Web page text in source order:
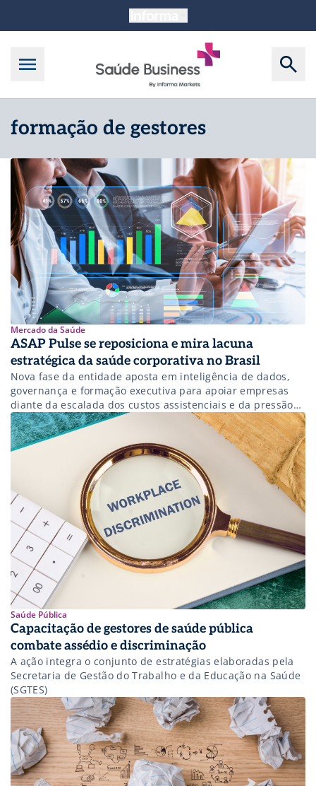
formação de gestores
Mercado da Saúde
ASAP Pulse se reposiciona e mira lacuna
estratégica da saúde corporativa no Brasil
Nova fase da entidade aposta em inteligência de dados,
governança e formação executiva para apoiar empresas
diante da escalada dos custos assistenciais e da pressão
por gestão mais eficiente.
Saúde Pública
Capacitação de gestores de saúde pública
combate assédio e discriminação
A ação integra o conjunto de estratégias elaboradas pela
Secretaria de Gestão do Trabalho e da Educação na Saúde
(SGTES)